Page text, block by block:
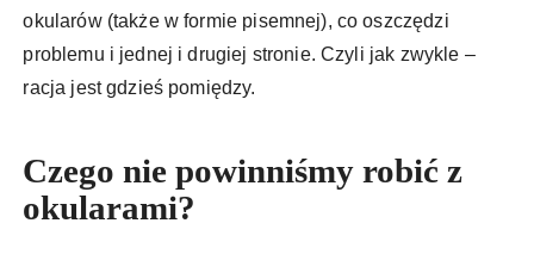
okularów (także w formie pisemnej), co oszczędzi
problemu i jednej i drugiej stronie. Czyli jak zwykle –
racja jest gdzieś pomiędzy.
Czego nie powinniśmy robić z
okularami?